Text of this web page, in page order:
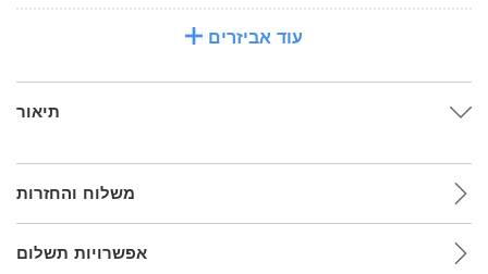
עוד אביזרים
תיאור
משלוח והחזרות
אפשרויות תשלום